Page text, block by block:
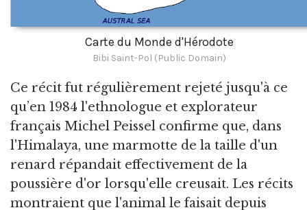
Carte du Monde d'Hérodote
Bibi Saint-Pol (Public Domain)
Ce récit fut régulièrement rejeté jusqu'à ce
qu’en 1984 l'ethnologue et explorateur
français Michel Peissel confirme que, dans
l'Himalaya, une marmotte de la taille d'un
renard répandait effectivement de la
poussière d'or lorsqu'elle creusait. Les récits
montraient que l'animal le faisait depuis